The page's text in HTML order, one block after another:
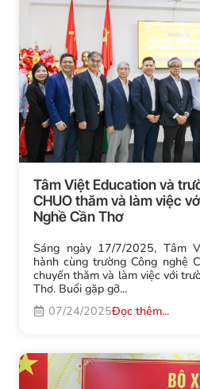
Tâm Việt Education và
CHUO thăm và làm việc
Nghề Cần Thơ
Sáng ngày 17/7/2025, Tâm
hành cùng trường Công nghệ
chuyến thăm và làm việc với
Thơ. Buổi gặp gỡ...
07/24/2025Đọc thêm...